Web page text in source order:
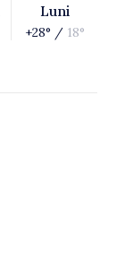
Luni
+28° / 18°